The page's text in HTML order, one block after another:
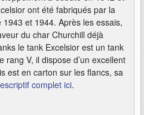
ont été fabriqués par la
et 1944. Après les essais,
du char Churchill déjà
le tank Excelsior est un tank
rang V, il dispose d’un excellent
est en carton sur les flancs, sa
complet ici.